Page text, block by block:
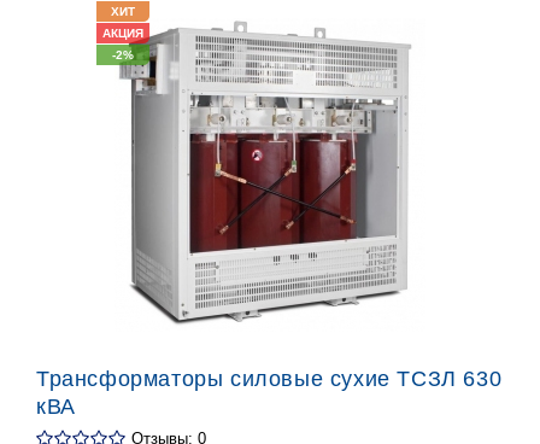
ХИТ
АКЦИЯ
-2%
Трансформаторы силовые сухие ТСЗЛ 630
кВА
Отзывы: 0